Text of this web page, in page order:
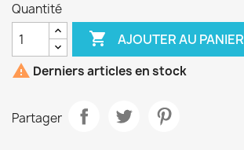
Quantité
 AJOUTER AU PANIER
 Derniers articles en stock
Partager